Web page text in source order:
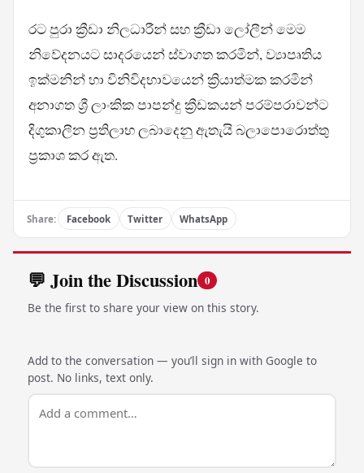
රට පුරා ක්‍රීඩා නිලධාරීන් සහ ක්‍රීඩා ලෝලීන් මෙම
නිවේදනයට සාදරයෙන් ස්වාගත කරමින්, ව්‍යාපෘතිය
ඉක්මනින් හා විනිවිදභාවයෙන් ක්‍රියාත්මක කරමින්
අනාගත ශ්‍රී ලාංකික පාපන්දු ක්‍රීඩකයන් පරම්පරාවන්ට
දිගුකාලීන ප්‍රතිලාභ ලබාදෙනු ඇතැයි බලාපොරොත්තු
ප්‍රකාශ කර ඇත.
Share: Facebook Twitter WhatsApp
💬 Join the Discussion 0
Be the first to share your view on this story.
Add to the conversation — you’ll sign in with Google to
post. No links, text only.